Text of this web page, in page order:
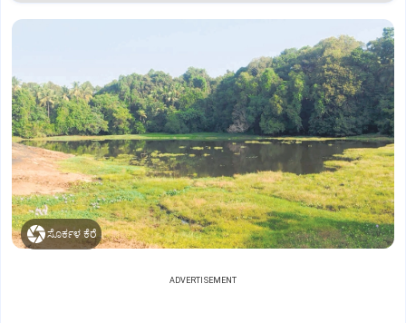
ಸೊರ್ಕಳ ಕೆರೆ
ADVERTISEMENT